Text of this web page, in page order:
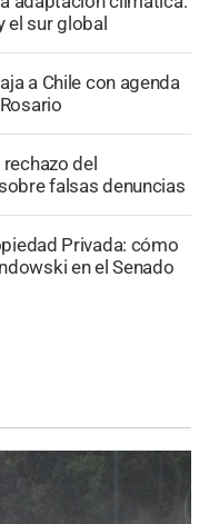
el sur global
a Chile con agenda
del
falsas denuncias
Privada: cómo
en el Senado